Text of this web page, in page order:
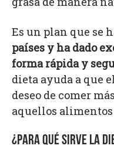
Es un plan que se
países y ha dado
forma rápida y
dieta ayuda a que
deseo de comer
aquellos alimentos
¿PARA QUÉ SIRVE LA